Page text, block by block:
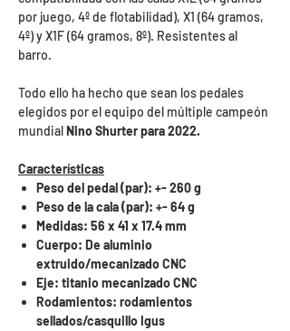
por juego, 4º de flotabilidad), X1 (64 gramos,
4º) y X1F (64 gramos, 8º). Resistentes al
barro.
Todo ello ha hecho que sean los pedales
elegidos por el equipo del múltiple campeón
mundialNino Shurter para 2022.
Características
Peso del pedal (par): +- 260 g
Peso de la cala (par): +- 64 g
Medidas: 56 x 41 x 17.4 mm
Cuerpo: De aluminio
extruido/mecanizado CNC
Eje: titanio mecanizado CNC
Rodamientos: rodamientos
sellados/casquillo Igus